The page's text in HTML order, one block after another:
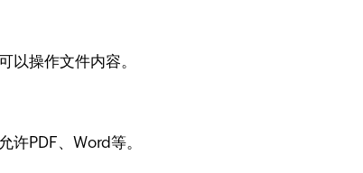
以操作文件内容。
许PDF、Word等。